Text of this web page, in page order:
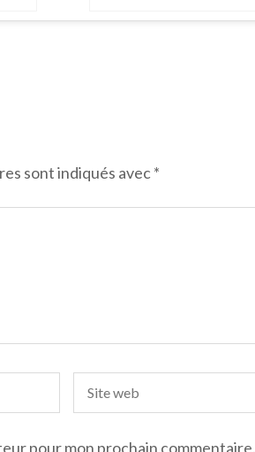
sont indiqués avec*
pour mon prochain commentaire.